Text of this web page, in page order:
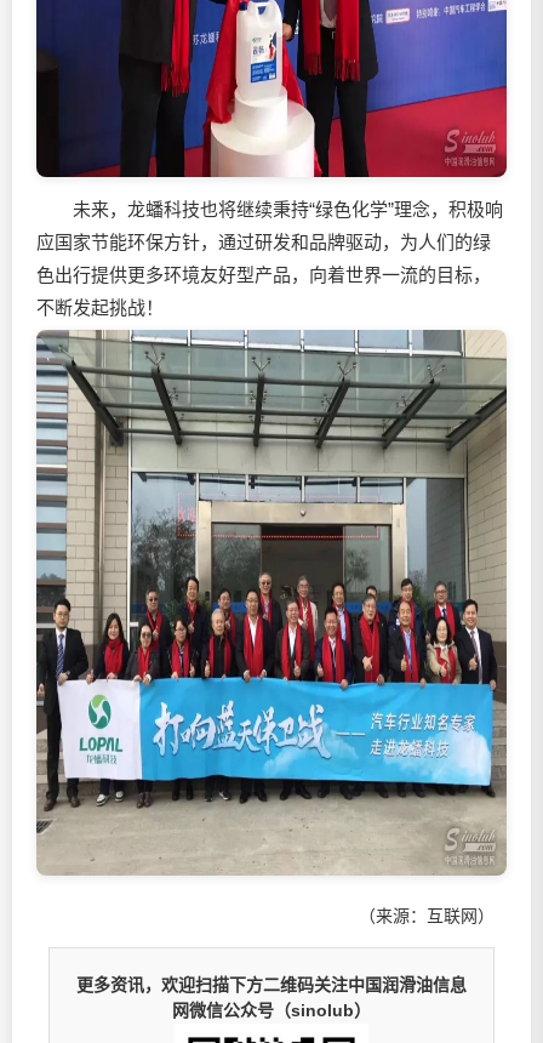
未来，龙蟠科技也将继续秉持“绿色化学”理念，积极响
应国家节能环保方针，通过研发和品牌驱动，为人们的绿
色出行提供更多环境友好型产品，向着世界一流的目标，
不断发起挑战！
（来源：互联网）
更多资讯，欢迎扫描下方二维码关注中国润滑油信息
网微信公众号（sinolub）